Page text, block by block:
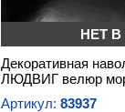
НЕТ
Декоративная
ЛЮДВИГ велюр
Артикул: 83937